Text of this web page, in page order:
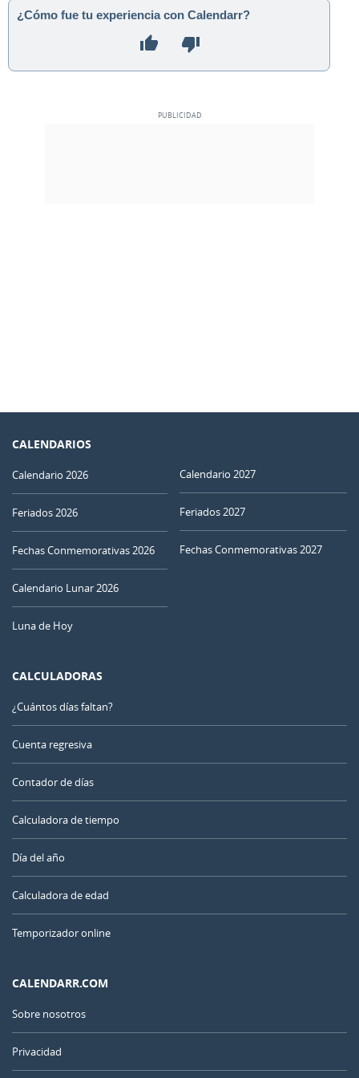
¿Cómo fue tu experiencia con Calendarr?
CALENDARIOS
Calendario 2026
Feriados 2026
Fechas Conmemorativas 2026
Calendario Lunar 2026
Luna de Hoy
Calendario 2027
Feriados 2027
Fechas Conmemorativas 2027
CALCULADORAS
¿Cuántos días faltan?
Cuenta regresiva
Contador de días
Calculadora de tiempo
Día del año
Calculadora de edad
Temporizador online
CALENDARR.COM
Sobre nosotros
Privacidad